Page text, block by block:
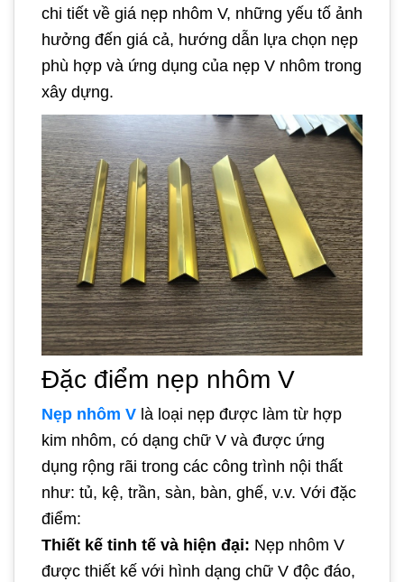
chi tiết về giá nẹp nhôm V, những yếu tố ảnh
hưởng đến giá cả, hướng dẫn lựa chọn nẹp
phù hợp và ứng dụng của nẹp V nhôm trong
xây dựng.
Đặc điểm nẹp nhôm V
Nẹp nhôm V là loại nẹp được làm từ hợp
kim nhôm, có dạng chữ V và được ứng
dụng rộng rãi trong các công trình nội thất
như: tủ, kệ, trần, sàn, bàn, ghế, v.v. Với đặc
điểm:
Thiết kế tinh tế và hiện đại: Nẹp nhôm V
được thiết kế với hình dạng chữ V độc đáo,